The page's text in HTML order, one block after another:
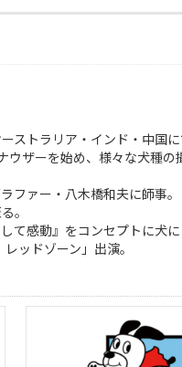
トラリア・インド・中国
ザーを始め、様々な犬種
ファー・八木橋和夫に師事。
。
て感動』をコンセプトに犬に
ッドゾーン」出演。